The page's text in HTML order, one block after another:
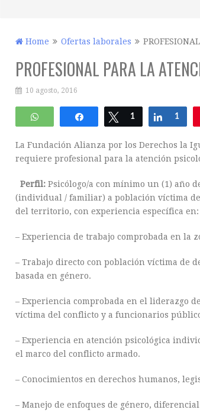
Home Ofertas laborales
PROFESIONAL PARA LA
10 agosto, 2016
WhatsApp Compartir Twittear
1 1
La Fundación Alianza por los Derechos la
requiere profesional para la atención
Perfil: Psicólogo/a con mínimo un (1) año
(individual / familiar) a población víctima
del territorio, con experiencia específica en:
– Experiencia de trabajo comprobada en la
– Trabajo directo con población víctima de
basada en género.
– Experiencia comprobada en el liderazgo
víctima del conflicto y a funcionarios
– Experiencia en atención psicológica
el marco del conflicto armado.
– Conocimientos en derechos humanos,
– Manejo de enfoques de género,